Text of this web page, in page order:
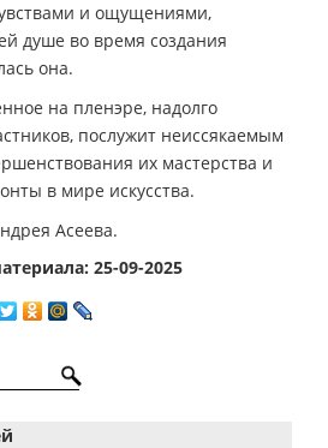
и ощущениями,
душе во время создания
она.
на пленэре, надолго
послужит неиссякаемым
их мастерства и
в мире искусства.
Асеева.
25-09-2025